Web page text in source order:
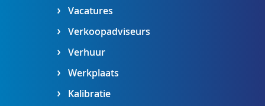
Vacatures
Verkoopadviseurs
Verhuur
Werkplaats
Kalibratie